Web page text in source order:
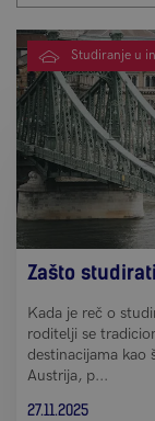
Studiranje u
Zašto
Kada je reč o
roditelji se
destinacijama kao
Austrija, p...
27.11.2025